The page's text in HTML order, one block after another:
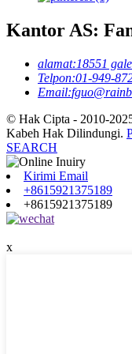
Kantor AS:
alamat:18551
Telpon:01-949-
Email:
© Hak Cipta - 2010-
Kabeh Hak Dilindungi.
SEARCH
Kirimi Email
+8615921375189
+8615921375189
x